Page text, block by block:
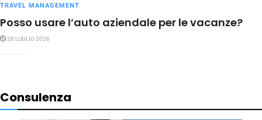
TRAVEL MANAGEMENT
Posso usare l’auto aziendale per le vacanze?
28 LUGLIO 2026
Consulenza